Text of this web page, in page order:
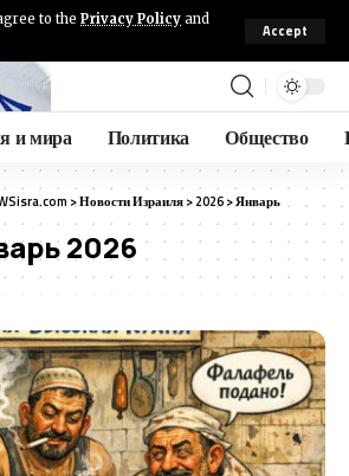
to the Privacy Policy and
Accept
и мира Политика Общество
>Новости Израиля>2026>Январь
2026